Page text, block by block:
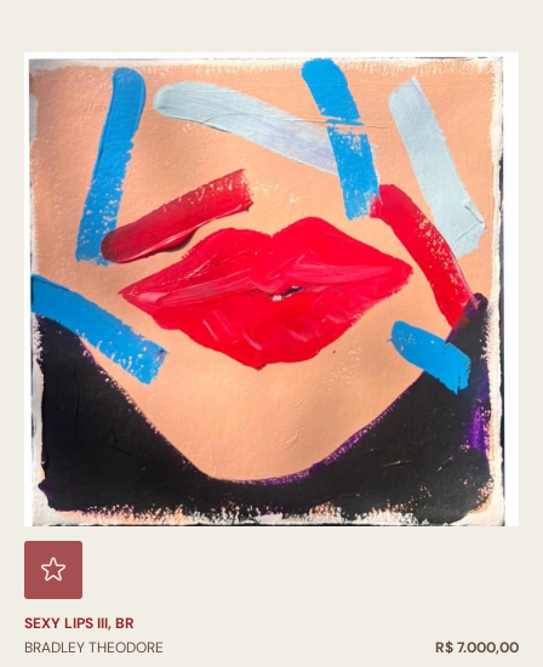
SEXY LIPS III, BR
BRADLEY THEODORE
R$ 7.000,00